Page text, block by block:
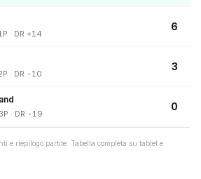
· DR +14
6
· DR -10
3
· DR -19
0
e riepilogo partite. Tabella completa su tablet e